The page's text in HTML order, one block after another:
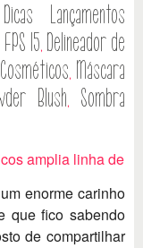
Dicas
Lançamentos
15, Delineador de
, Máscara
Blush, Sombra
enorme carinho
que fico sabendo
de compartilhar